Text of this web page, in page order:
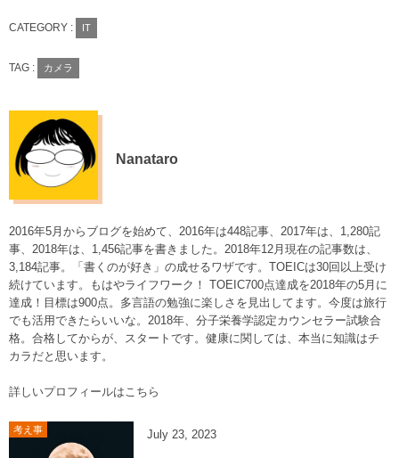
CATEGORY : IT
TAG : カメラ
Nanataro
2016年5月からブログを始めて、2016年は448記事、2017年は、1,280記
事、2018年は、1,456記事を書きました。2018年12月現在の記事数は、
3,184記事。「書くのが好き」の成せるワザです。TOEICは30回以上受け
続けています。もはやライフワーク！ TOEIC700点達成を2018年の5月に
達成！目標は900点。多言語の勉強に楽しさを見出してます。今度は旅行
でも活用できたらいいな。2018年、分子栄養学認定カウンセラー試験合
格。合格してからが、スタートです。健康に関しては、本当に知識はチ
カラだと思います。
詳しいプロフィールはこちら
考え事 July 23 2023